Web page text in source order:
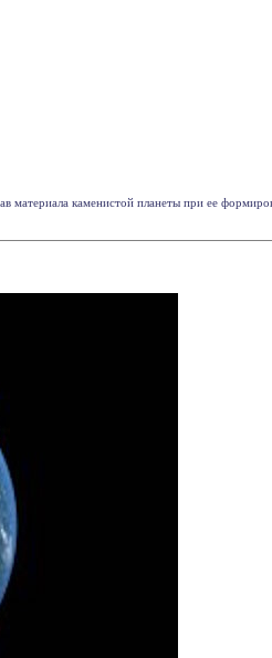
материала каменистой планеты при ее